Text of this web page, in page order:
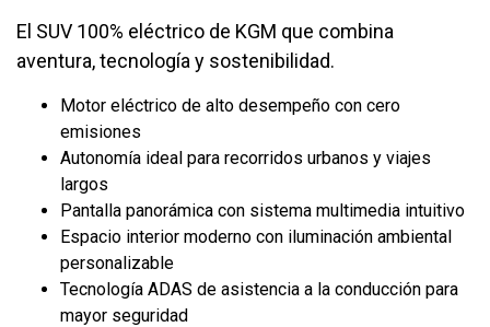
El SUV 100% eléctrico de KGM que combina
aventura, tecnología y sostenibilidad.
Motor eléctrico de alto desempeño con cero
emisiones
Autonomía ideal para recorridos urbanos y viajes
largos
Pantalla panorámica con sistema multimedia intuitivo
Espacio interior moderno con iluminación ambiental
personalizable
Tecnología ADAS de asistencia a la conducción para
mayor seguridad